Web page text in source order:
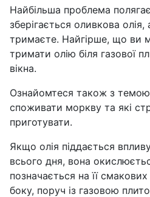
Найбільша проблема
зберігається оливкова
тримаєте. Найгірше, що ви
тримати олію біля газової
вікна.
Ознайомтеся також з
споживати моркву та які
приготувати.
Якщо олія піддається
всього дня, вона
позначається на її
боку, поруч із газовою